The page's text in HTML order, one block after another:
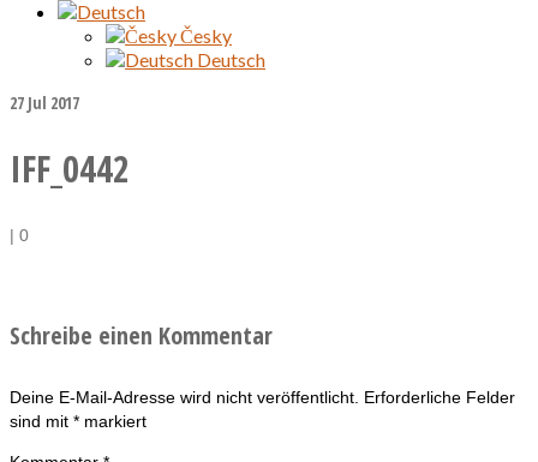
Česky
Deutsch
27 Jul 2017
IFF_0442
| 0
Schreibe einen Kommentar
Deine E-Mail-Adresse wird nicht veröffentlicht. Erforderliche Felder
sind mit * markiert